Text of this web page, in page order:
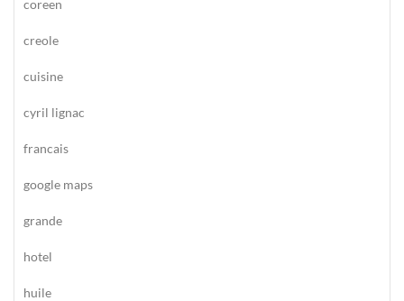
coreen
creole
cuisine
cyril lignac
francais
google maps
grande
hotel
huile